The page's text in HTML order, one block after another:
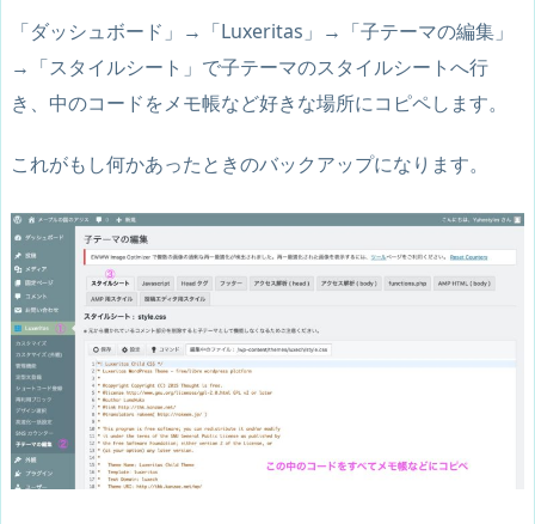
「ダッシュボード」→「Luxeritas」→「子テーマの編集」
→「スタイルシート」で子テーマのスタイルシートへ行
き、中のコードをメモ帳など好きな場所にコピペします。
これがもし何かあったときのバックアップになります。